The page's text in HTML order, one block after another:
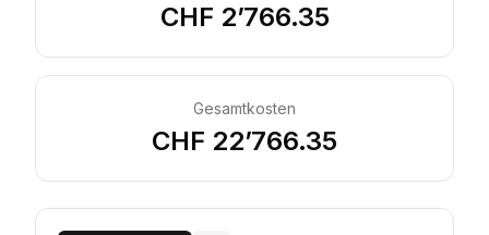
CHF 2’766.35
Gesamtkosten
CHF 22’766.35